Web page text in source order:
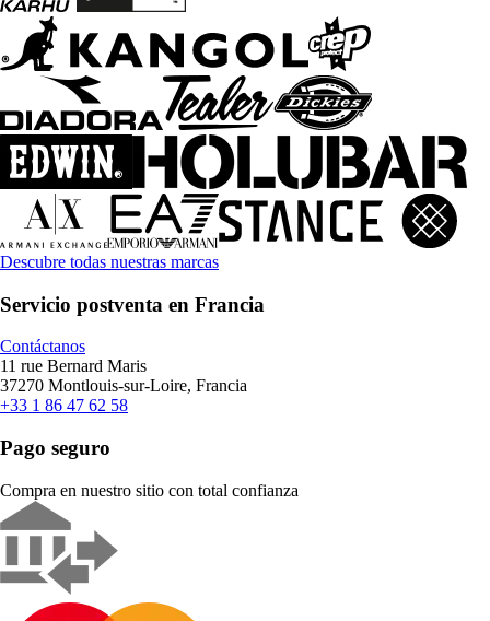
Descubre todas nuestras marcas
Servicio postventa en Francia
Contáctanos
11 rue Bernard Maris
37270 Montlouis-sur-Loire, Francia
+33 1 86 47 62 58
Pago seguro
Compra en nuestro sitio con total confianza